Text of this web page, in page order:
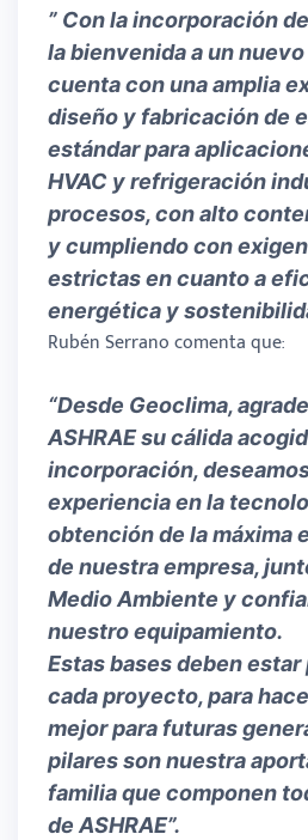
” Con la incorporación
la bienvenida a un
cuenta con una amplia
diseño y fabricación de
estándar para
HVAC y refrigeración
procesos, con alto
y cumpliendo con
estrictas en cuanto a
energética y
Rubén Serrano comenta que:
“Desde Geoclima,
ASHRAE su cálida
incorporación,
experiencia en la
obtención de la máxima
de nuestra empresa,
Medio Ambiente y
nuestro equipamiento.
Estas bases deben
cada proyecto, para
mejor para futuras
pilares son nuestra
familia que componen
de ASHRAE”.